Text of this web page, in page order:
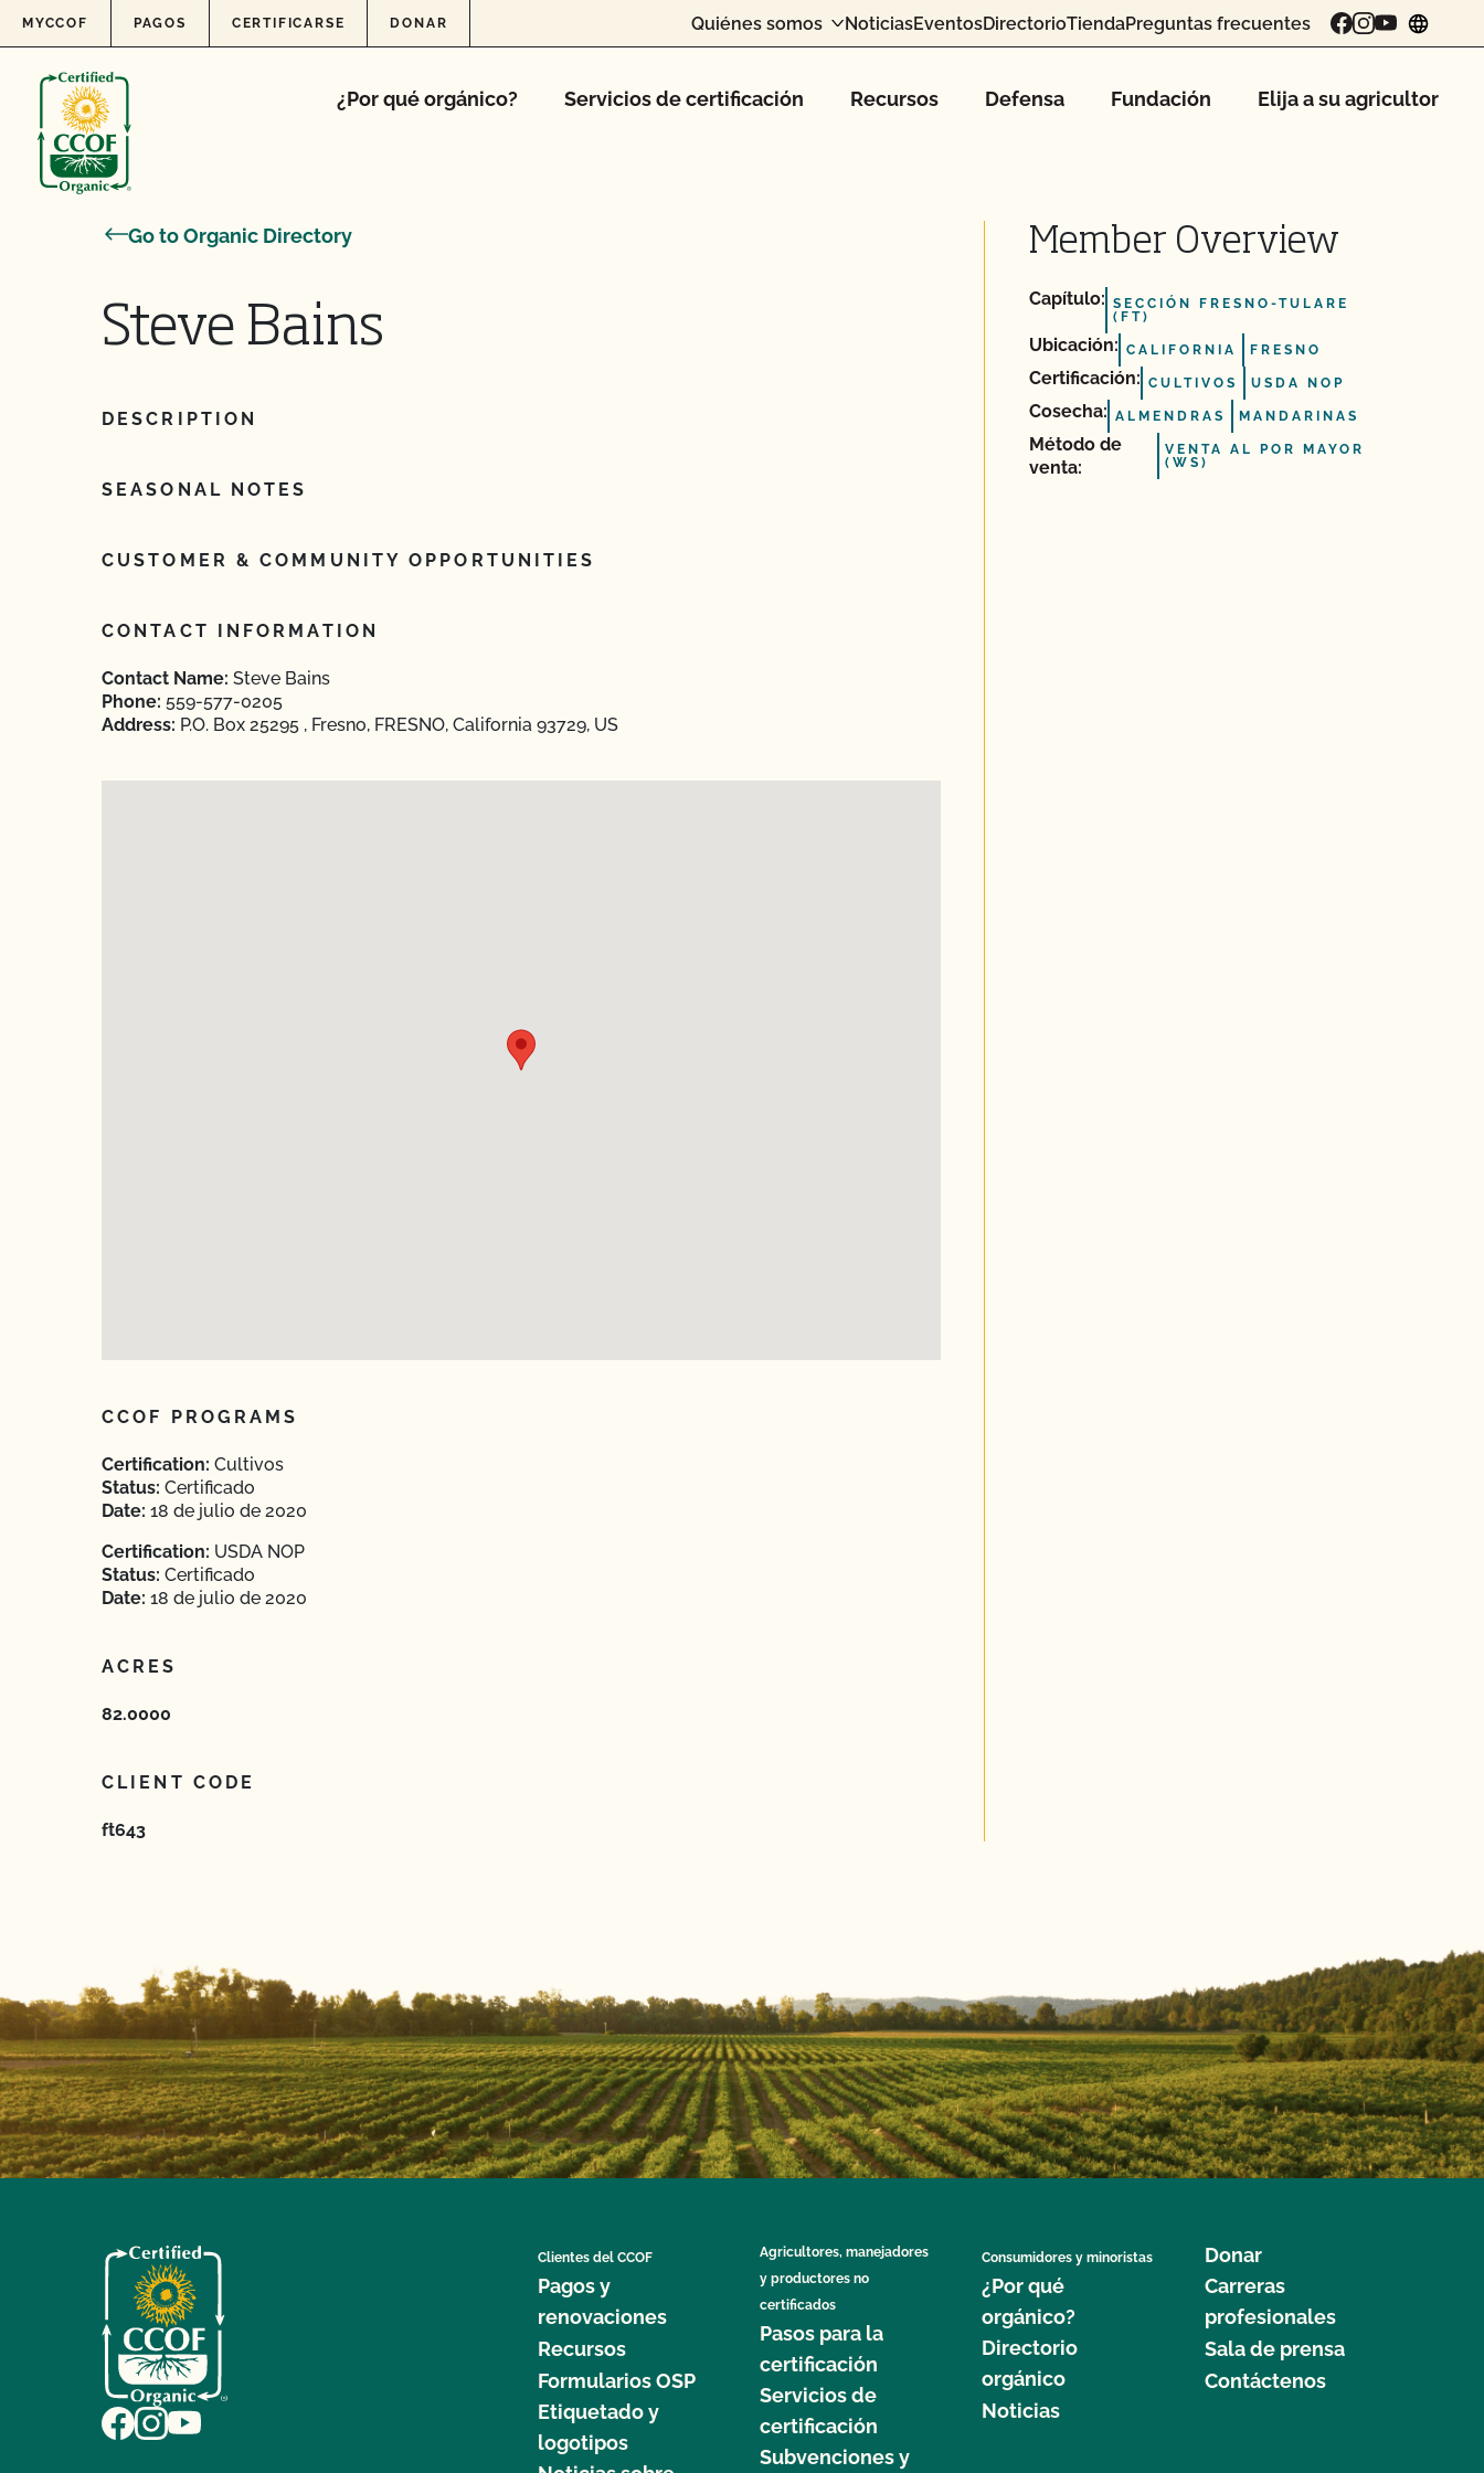
Skip to content
MYCCOF PAGOS CERTIFICARSE DONAR Quiénes somos NoticiasEventosDirectorioTiendaPreguntas frecuentes
¿Por qué orgánico? Servicios de certificación Recursos Defensa Fundación Elija a su agricultor
Go to Organic Directory
Steve Bains
DESCRIPTION
SEASONAL NOTES
CUSTOMER & COMMUNITY OPPORTUNITIES
CONTACT INFORMATION
Contact Name: Steve Bains
Phone: 559-577-0205
Address: P.O. Box 25295 , Fresno, FRESNO, California 93729, US
CCOF PROGRAMS
Certification: Cultivos
Status: Certificado
Date: 18 de julio de 2020
Certification: USDA NOP
Status: Certificado
Date: 18 de julio de 2020
ACRES
82.0000
CLIENT CODE
ft643
Member Overview
Capítulo: SECCIÓN FRESNO-TULARE
(FT)
Ubicación: CALIFORNIA FRESNO
Certificación: CULTIVOS USDA NOP
Cosecha: ALMENDRAS MANDARINAS
Método de
venta:
VENTA AL POR MAYOR
(WS)
Clientes del CCOF
Pagos y
renovaciones
Recursos
Formularios OSP
Etiquetado y
logotipos
Agricultores, manejadores
y productores no
certificados
Pasos para la
certificación
Servicios de
certificación
Subvenciones y
Consumidores y minoristas
¿Por qué
orgánico?
Directorio
orgánico
Noticias
Donar
Carreras
profesionales
Sala de prensa
Contáctenos